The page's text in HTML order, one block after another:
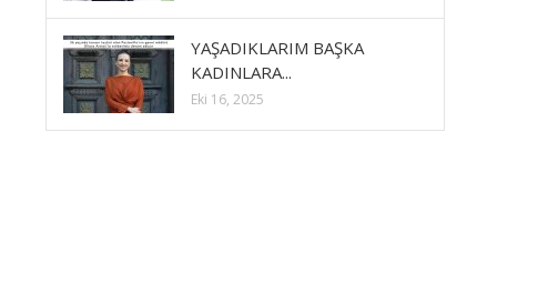
YAŞADIKLARIM BAŞKA
KADINLARA...
Eki 16, 2025